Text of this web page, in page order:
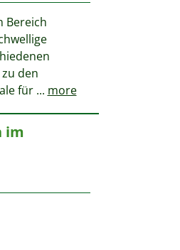
Bereich
den
für ... more
im